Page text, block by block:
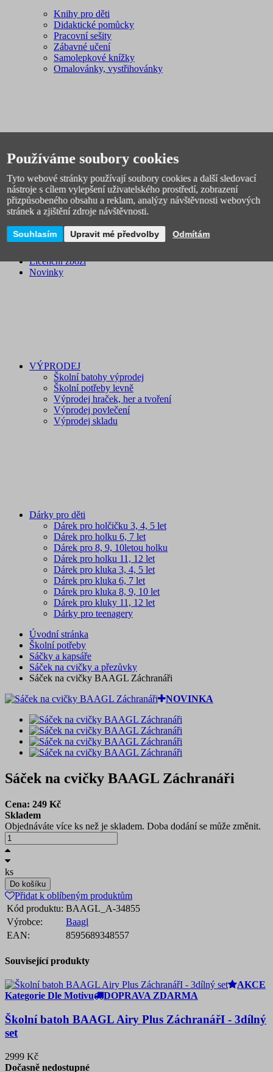
Knihy pro děti
Didaktické pomůcky
Pracovní sešity
Zábavné učení
Samolepkové knížky
Omalovánky, vystřihovánky
Sport, outdoor
Plavání
Fotbal
Spacáky, stany
Míče
Pálky, rakety, hokejky
Sáňky, boby
Sportovní potřeby
Licenční zboží
Novinky
VÝPRODEJ
Školní batohy výprodej
Školní potřeby levně
Výprodej hraček, her a tvoření
Výprodej povlečení
Výprodej skladu
Dárky pro děti
Dárek pro holčičku 3, 4, 5 let
Dárek pro holku 6, 7 let
Dárek pro 8, 9, 10letou holku
Dárek pro holku 11, 12 let
Dárek pro kluka 3, 4, 5 let
Dárek pro kluka 6, 7 let
Dárek pro kluka 8, 9, 10 let
Dárek pro kluky 11, 12 let
Dárky pro teenagery
Úvodní stránka
Školní potřeby
Sáčky a kapsáře
Sáček na cvičky a přezůvky
Sáček na cvičky BAAGL Záchranáři
NOVINKA
Sáček na cvičky BAAGL Záchranáři
Cena: 249 Kč
Skladem
Objednáváte více ks než je skladem. Doba dodání se může změnit.
ks
Do košíku
Přidat k oblíbeným produktům
Kód produktu: BAAGL_A-34855
Výrobce:
Baagl
EAN:
8595689348557
Související produkty
AKCE
Kategorie Dle Motivu
DOPRAVA ZDARMA
Školní batoh BAAGL Airy Plus ZáchranářI - 3dílný
set
2999 Kč
Dočasně nedostupné
Používáme soubory cookies
Tyto webové stránky používají soubory cookies a další sledovací
nástroje s cílem vylepšení uživatelského prostředí, zobrazení
přizpůsobeného obsahu a reklam, analýzy návštěvnosti webových
stránek a zjištění zdroje návštěvnosti.
Souhlasím Upravit mé předvolby Odmítám